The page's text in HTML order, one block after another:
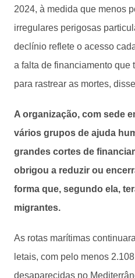
2024, à medida que menos
irregulares perigosas
declínio reflete o acesso
a falta de financiamento que
para rastrear as mortes,
A organização, com sede
vários grupos de ajuda
grandes cortes de
obrigou a reduzir ou
forma que, segundo ela,
migrantes.
As rotas marítimas
letais, com pelo menos
desaparecidas no